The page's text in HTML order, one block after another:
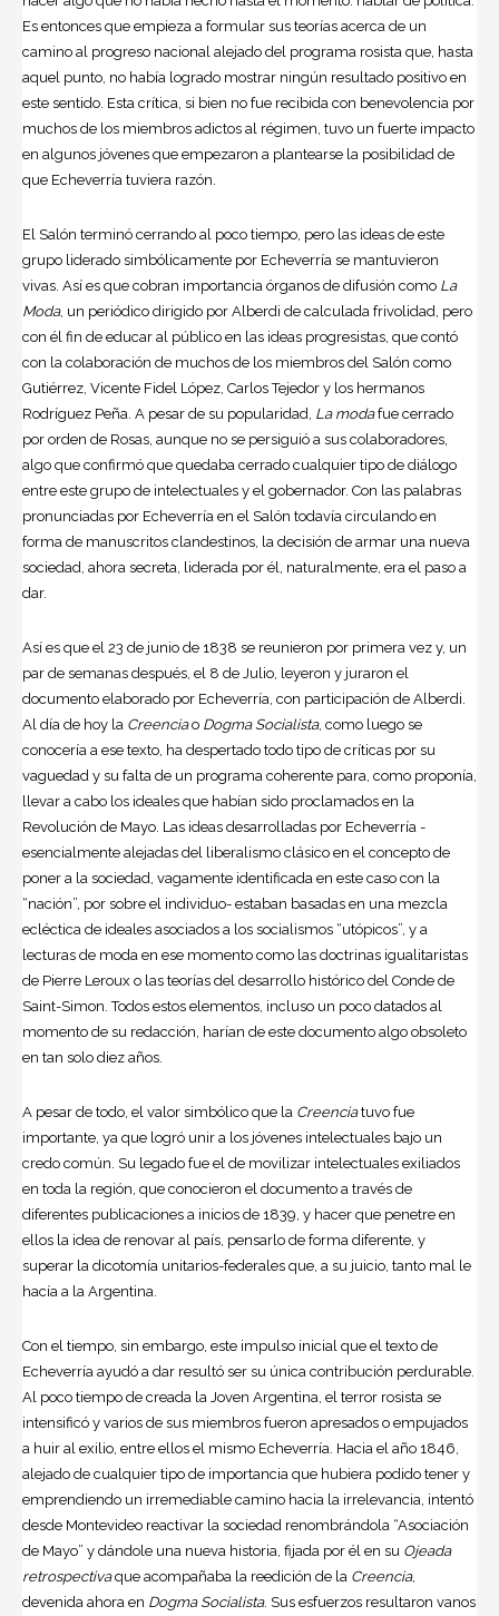
Es entonces que empieza a formular sus teorías acerca de un
camino al progreso nacional alejado del programa rosista que, hasta
aquel punto, no había logrado mostrar ningún resultado positivo en
este sentido. Esta crítica, si bien no fue recibida con benevolencia por
muchos de los miembros adictos al régimen, tuvo un fuerte impacto
en algunos jóvenes que empezaron a plantearse la posibilidad de
que Echeverría tuviera razón.
El Salón terminó cerrando al poco tiempo, pero las ideas de este
grupo liderado simbólicamente por Echeverría se mantuvieron
vivas. Así es que cobran importancia órganos de difusión como La
Moda, un periódico dirigido por Alberdi de calculada frivolidad, pero
con él fin de educar al público en las ideas progresistas, que contó
con la colaboración de muchos de los miembros del Salón como
Gutiérrez, Vicente Fidel López, Carlos Tejedor y los hermanos
Rodríguez Peña. A pesar de su popularidad, La modafue cerrado
por orden de Rosas, aunque no se persiguió a sus colaboradores,
algo que confirmó que quedaba cerrado cualquier tipo de diálogo
entre este grupo de intelectuales y el gobernador. Con las palabras
pronunciadas por Echeverría en el Salón todavía circulando en
forma de manuscritos clandestinos, la decisión de armar una nueva
sociedad, ahora secreta, liderada por él, naturalmente, era el paso a
dar.
Así es que el 23 de junio de 1838 se reunieron por primera vez y, un
par de semanas después, el 8 de Julio, leyeron y juraron el
documento elaborado por Echeverría, con participación de Alberdi.
Al día de hoy la Creenciao Dogma Socialista, como luego se
conocería a ese texto, ha despertado todo tipo de críticas por su
vaguedad y su falta de un programa coherente para, como proponía,
llevar a cabo los ideales que habían sido proclamados en la
Revolución de Mayo. Las ideas desarrolladas por Echeverría -
esencialmente alejadas del liberalismo clásico en el concepto de
poner a la sociedad, vagamente identificada en este caso con la
“nación”, por sobre el individuo- estaban basadas en una mezcla
ecléctica de ideales asociados a los socialismos “utópicos”, y a
lecturas de moda en ese momento como las doctrinas igualitaristas
de Pierre Leroux o las teorías del desarrollo histórico del Conde de
Saint-Simon. Todos estos elementos, incluso un poco datados al
momento de su redacción, harían de este documento algo obsoleto
en tan solo diez años.
A pesar de todo, el valor simbólico que la Creenciatuvo fue
importante, ya que logró unir a los jóvenes intelectuales bajo un
credo común. Su legado fue el de movilizar intelectuales exiliados
en toda la región, que conocieron el documento a través de
diferentes publicaciones a inicios de 1839, y hacer que penetre en
ellos la idea de renovar al país, pensarlo de forma diferente, y
superar la dicotomía unitarios-federales que, a su juicio, tanto mal le
hacía a la Argentina.
Con el tiempo, sin embargo, este impulso inicial que el texto de
Echeverría ayudó a dar resultó ser su única contribución perdurable.
Al poco tiempo de creada la Joven Argentina, el terror rosista se
intensificó y varios de sus miembros fueron apresados o empujados
a huir al exilio, entre ellos el mismo Echeverría. Hacia el año 1846,
alejado de cualquier tipo de importancia que hubiera podido tener y
emprendiendo un irremediable camino hacia la irrelevancia, intentó
desde Montevideo reactivar la sociedad renombrándola “Asociación
de Mayo” y dándole una nueva historia, fijada por él en su Ojeada
retrospectivaque acompañaba la reedición de la Creencia,
devenida ahora en Dogma Socialista. Sus esfuerzos resultaron vanos